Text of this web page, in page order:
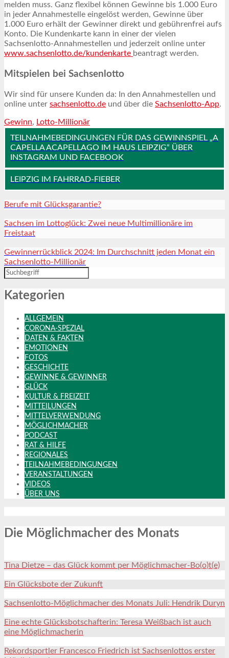
melden muss. Ganz flexibel können Gewinne bis 1.000 Euro
in jeder Annahmestelle eingelöst werden, Gewinne über
1.000 Euro erhält der Gewinner direkt und gebührenfrei aufs
Konto. Die Kundenkarte kann in einer der vielen
Sachsenlotto-Annahmestellen und jederzeit online unter
www.sachsenlotto.de/kundenkarte beantragt werden.
Mitspielen bei Sachsenlotto
Wir sind für unsere Kunden da: In den Annahmestellen und
online unter sachsenlotto.de und über die Sachsenlotto-App.
Gewinn, Lotto-Millionär
TEILNAHMEBEDINGUNGEN FÜR DAS GEWINNSPIEL „A
CAPELLA ACAPELLAGO IM HAUS LEIPZIG“ ÜBER
INSTAGRAM UND FACEBOOK
LEIPZIG IM FAHRRAD-FIEBER
Berufe mit Glücksgarantie?
Sachsen im Lottoglück: Zwei neue Multimillionäre im
Freistaat
Gewinnerrückblick 2024: Im Durchschnitt jeden Monat ein
Sachsenlotto-Millionär
Kategorien
ALLGEMEIN
CORONA-SPEZIAL
DATEN & FAKTEN
EMOTIONEN
FOTOS
GESCHICHTE
GEWINNE & GEWINNER
GLÜCK
KULTUR & FREIZEIT
MITTEILUNGEN
MITTELVERWENDUNG
MÖGLICHMACHER
PODCAST
RAT & HILFE
REGIONALES
TEILNAHMEBEDINGUNGEN
VERANSTALTUNGEN
VIDEOS
ÜBER UNS
Die Möglichmacher des Monats
Tina Dietze – das Glück kommt per Möglichmacher-Bo(o)t(e)
Ein Glücksbote der Zukunft
Sachsenlotto-Möglichmacher des Monats Juli: Hendrik Duryn
Eine echte Glücksbotschafterin: Teresa Weißbach ist auch
eine Möglichmacherin
Rekordsportler Francesco Friedrich ist Sachsenlottos erster